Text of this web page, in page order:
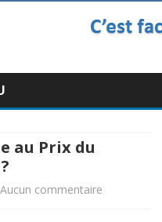
au Prix du
Aucun commentaire